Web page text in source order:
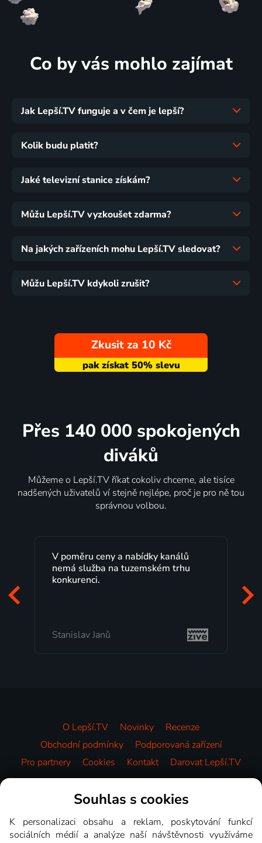
Co by vás mohlo zajímat
Jak Lepší.TV funguje a v čem je lepší?
Kolik budu platit?
Jaké televizní stanice získám?
Můžu Lepší.TV vyzkoušet zdarma?
Na jakých zařízeních mohu Lepší.TV sledovat?
Můžu Lepší.TV kdykoli zrušit?
Zkusit za 10 Kč
Přes 140 000 spokojených
diváků
Můžeme o Lepší.TV říkat cokoliv chceme, ale tisíce
nadšených uživatelů ví stejně nejlépe, proč je pro ně tou
správnou volbou.
V poměru ceny a nabídky kanálů
nemá služba na tuzemském trhu
konkurenci.
Stanislav Janů
mi
O Lepší.TV Novinky
Recenze
Obchodní podmínky
Podporovaná zařízení
Pro partnery
Cookies Kontakt Darovat Lepší.TV
Videotéka
Souhlas s cookies
K personalizaci obsahu a reklam, poskytování funkcí
sociálních médií a analýze naší návštěvnosti využíváme